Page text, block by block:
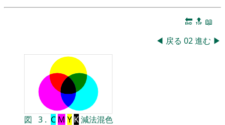
🔚 🔝 📖
◀ 戻る 02進む ▶
図 3 . C M Y K減法混色